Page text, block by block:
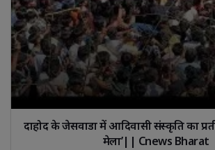
दाहोद के जेसवाडा में आदिवासी संस्कृति का
मेला’|| Cnews Bharat